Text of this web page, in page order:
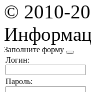
© 2010-
Заполните форму
Логин:
Пароль: